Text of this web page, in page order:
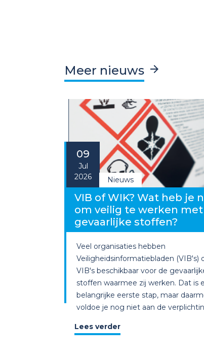
Meer nieuws
09
Jul
2026
Nieuws
VIB of WIK? Wat heb je
om veilig te werken met
gevaarlijke stoffen?
Veel organisaties hebben
Veiligheidsinformatiebladen (VIB's)
VIB's beschikbaar voor de
stoffen waarmee zij werken. Dat is
belangrijke eerste stap, maar
voldoe je nog niet aan de
Lees verder